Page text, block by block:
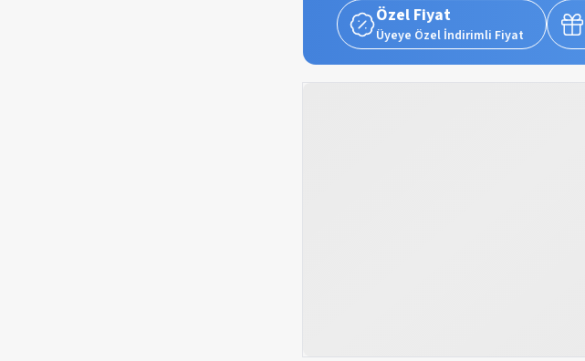
Özel Fiyat
Üyeye Özel İndirimli Fiyat